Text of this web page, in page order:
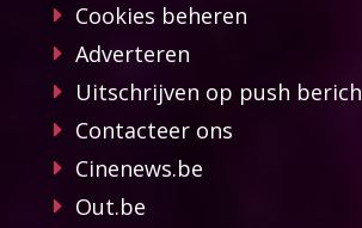
Cookies beheren
Adverteren
Uitschrijven op push
Contacteer ons
Cinenews.be
Out.be